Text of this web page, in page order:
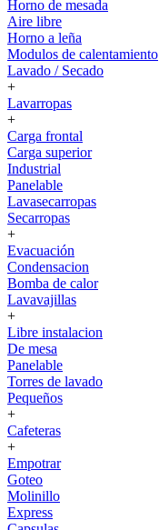
Horno de mesada
Aire libre
Horno a leña
Modulos de calentamiento
Lavado / Secado
+
Lavarropas
+
Carga frontal
Carga superior
Industrial
Panelable
Lavasecarropas
Secarropas
+
Evacuación
Condensacion
Bomba de calor
Lavavajillas
+
Libre instalacion
De mesa
Panelable
Torres de lavado
Pequeños
+
Cafeteras
+
Empotrar
Goteo
Molinillo
Express